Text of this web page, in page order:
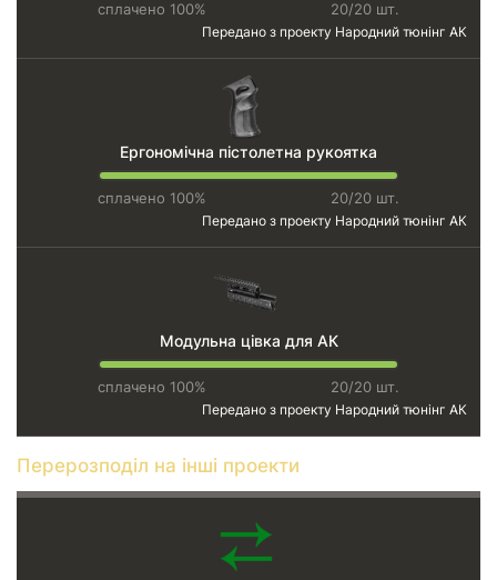
сплачено 100%
20/20 шт.
Передано з проекту Народний тюнінг АК
Ергономічна пістолетна рукоятка
сплачено 100%
20/20 шт.
Передано з проекту Народний тюнінг АК
Модульна цівка для АК
сплачено 100%
20/20 шт.
Передано з проекту Народний тюнінг АК
Перерозподіл на інші проекти